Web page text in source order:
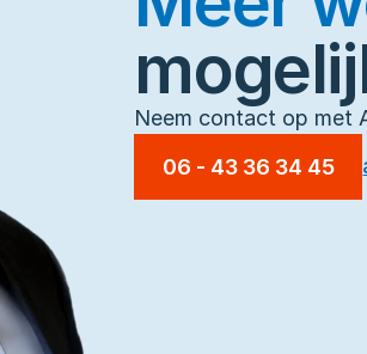
Neem contact op met
06 - 43 36 34 45